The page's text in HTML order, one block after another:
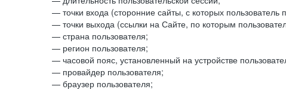
— точки входа (сторонние сайты, с которых пользователь
— точки выхода (ссылки на Сайте, по которым
— страна пользователя;
— регион пользователя;
— часовой пояс, установленный на устройстве
— провайдер пользователя;
— браузер пользователя;